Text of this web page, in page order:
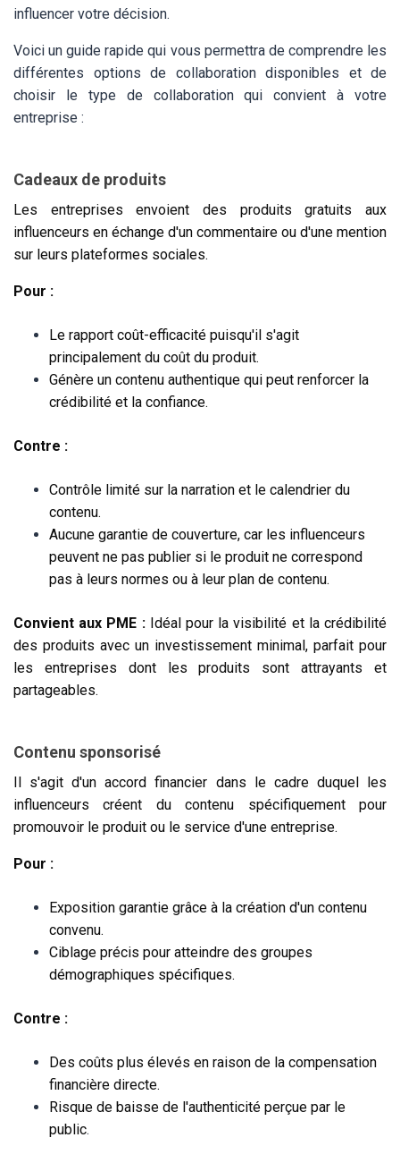
influencer votre décision.
Voici un guide rapide qui vous permettra de comprendre les
différentes options de collaboration disponibles et de
choisir le type de collaboration qui convient à votre
entreprise :
Cadeaux de produits
Les entreprises envoient des produits gratuits aux
influenceurs en échange d'un commentaire ou d'une mention
sur leurs plateformes sociales.
Pour :
Le rapport coût-efficacité puisqu'il s'agit
principalement du coût du produit.
Génère un contenu authentique qui peut renforcer la
crédibilité et la confiance.
Contre :
Contrôle limité sur la narration et le calendrier du
contenu.
Aucune garantie de couverture, car les influenceurs
peuvent ne pas publier si le produit ne correspond
pas à leurs normes ou à leur plan de contenu.
Convient aux PME : Idéal pour la visibilité et la crédibilité
des produits avec un investissement minimal, parfait pour
les entreprises dont les produits sont attrayants et
partageables.
Contenu sponsorisé
Il s'agit d'un accord financier dans le cadre duquel les
influenceurs créent du contenu spécifiquement pour
promouvoir le produit ou le service d'une entreprise.
Pour :
Exposition garantie grâce à la création d'un contenu
convenu.
Ciblage précis pour atteindre des groupes
démographiques spécifiques.
Contre :
Des coûts plus élevés en raison de la compensation
financière directe.
Risque de baisse de l'authenticité perçue par le
public.